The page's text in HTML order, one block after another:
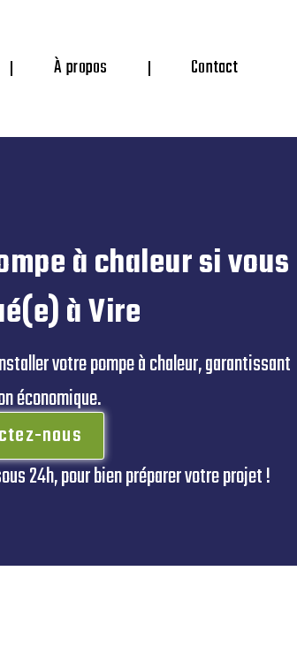
À propos Contact
à chaleur si vous
à Vire
votre pompe à chaleur, garantissant
économique.
nous
24h, pour bien préparer votre projet !